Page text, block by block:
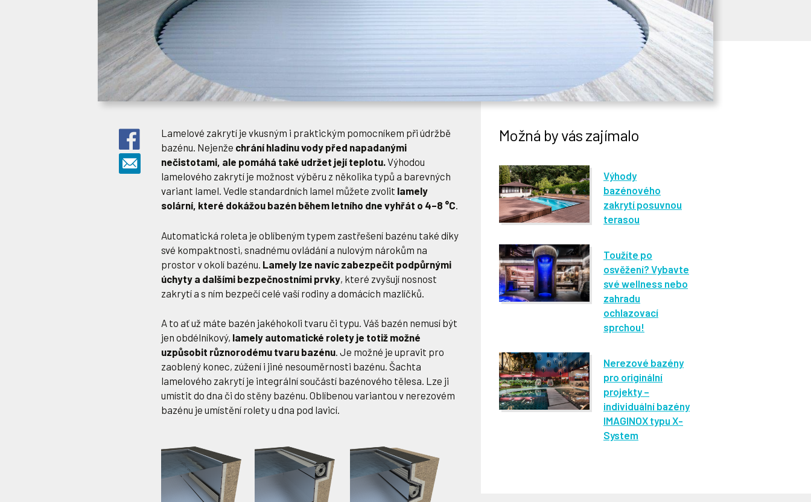
Lamelové zakrytí je vkusným i praktickým pomocníkem při údržbě
bazénu. Nejenže chrání hladinu vody před napadanými
nečistotami, ale pomáhá také udržet její teplotu.Výhodou
lamelového zakrytí je možnost výběru z několika typů a barevných
variant lamel. Vedle standardních lamel můžete zvolit lamely
solární, které dokážou bazén během letního dne vyhřát o 4–8 °C.
Automatická roleta je oblíbeným typem zastřešení bazénu také díky
své kompaktnosti, snadnému ovládání a nulovým nárokům na
prostor v okolí bazénu. Lamely lze navíc zabezpečit podpůrnými
úchyty a dalšími bezpečnostními prvky, které zvyšují nosnost
zakrytí a s ním bezpečí celé vaší rodiny a domácích mazlíčků.
A to ať už máte bazén jakéhokoli tvaru či typu. Váš bazén nemusí být
jen obdélníkový, lamely automatické rolety je totiž možné
uzpůsobit různorodému tvaru bazénu. Je možné je upravit pro
zaoblený konec, zúžení i jiné nesouměrnosti bazénu. Šachta
lamelového zakrytí je integrální součástí bazénového tělesa. Lze ji
umístit do dna či do stěny bazénu. Oblíbenou variantou v nerezovém
bazénu je umístění rolety u dna pod lavicí.
Možná by vás zajímalo
Výhody
bazénového
zakrytí posuvnou
terasou
Toužíte po
osvěžení? Vybavte
své wellness nebo
zahradu
ochlazovací
sprchou!
Nerezové bazény
pro originální
projekty –
individuální bazény
IMAGINOX typu X-
System